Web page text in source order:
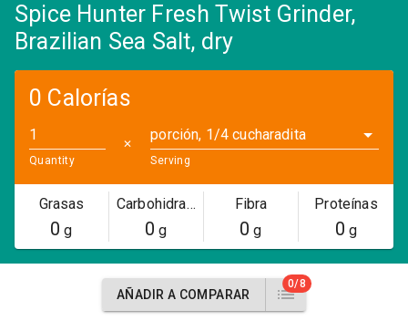
Spice Hunter Fresh Twist Grinder,
Brazilian Sea Salt, dry
0 Calorías
Quantity
✕
porción, 1/4 cucharadita
Serving
Grasas
0 g
Carbohidratos
0 g
Fibra
0 g
Proteínas
0 g
AÑADIR A COMPARAR
0/8